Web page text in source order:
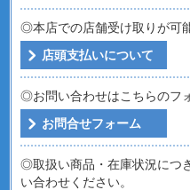
◎本店での店舗受け取りが可
店頭支払いについて
◎お問い合わせはこちらのフ
お問合せフォーム
◎取扱い商品・在庫状況につ
い合わせください。